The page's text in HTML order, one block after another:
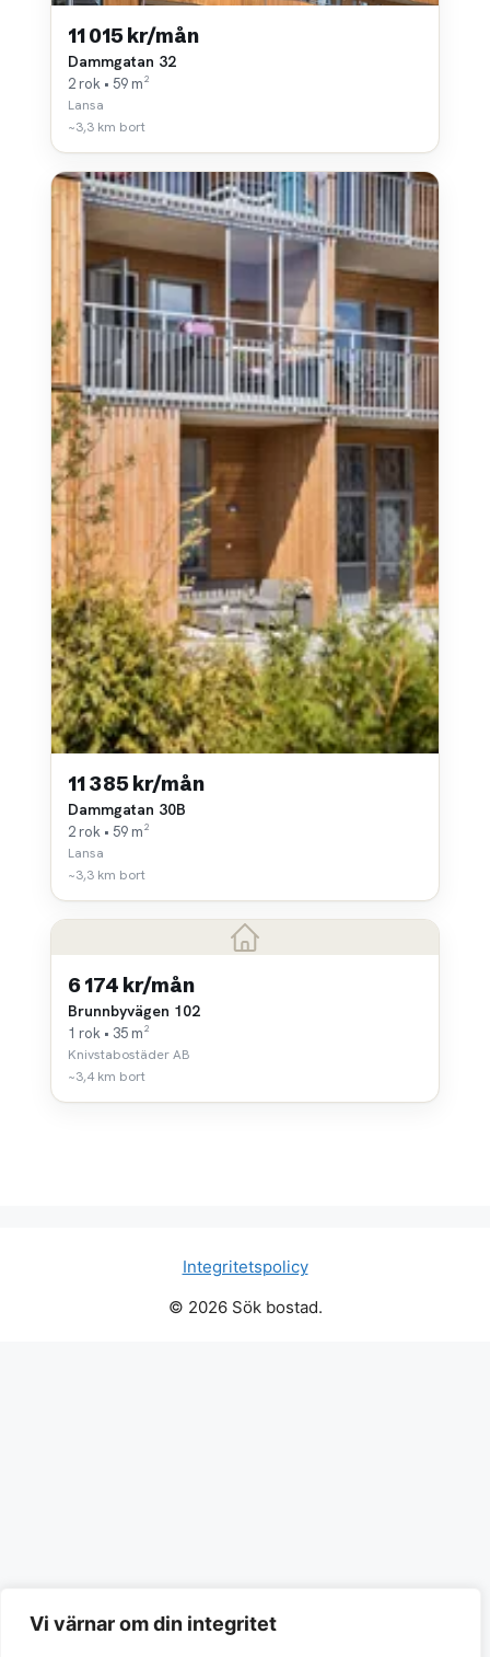
Vi värnar om din integritet
11 015 kr/mån
Dammgatan 32
2 rok • 59 m²
Lansa
~3,3 km bort
11 385 kr/mån
Dammgatan 30B
2 rok • 59 m²
Lansa
~3,3 km bort
6 174 kr/mån
Brunnbyvägen 102
1 rok • 35 m²
Knivstabostäder AB
~3,4 km bort
Integritetspolicy
© 2026 Sök bostad.